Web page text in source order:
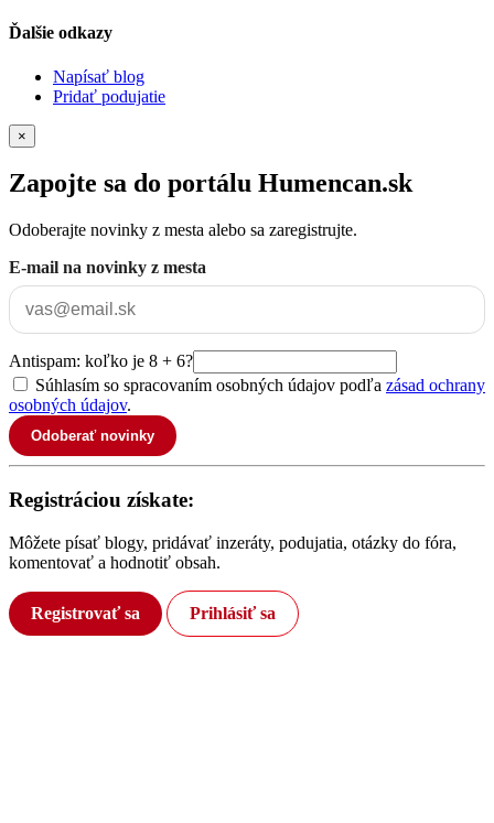
Ďalšie odkazy
Napísať blog
Pridať podujatie
×
Zapojte sa do portálu Humencan.sk
Odoberajte novinky z mesta alebo sa zaregistrujte.
E-mail na novinky z mesta
Antispam: koľko je 8 + 6?
Súhlasím so spracovaním osobných údajov podľa zásad ochrany
osobných údajov.
Odoberať novinky
Registráciou získate:
Môžete písať blogy, pridávať inzeráty, podujatia, otázky do fóra,
komentovať a hodnotiť obsah.
Registrovať sa Prihlásiť sa